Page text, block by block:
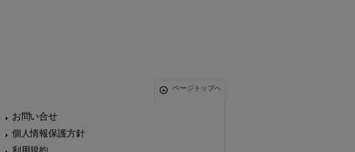
ページトップへ
お問い合せ
個人情報保護方針